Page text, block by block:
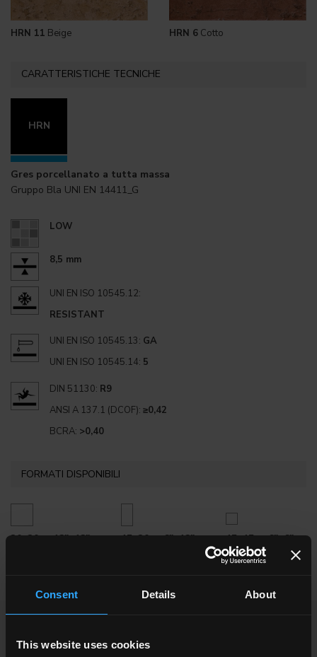
Consent Details About
This website uses cookies
HRN 11 Beige HRN 6 Cotto
CARATTERISTICHE TECNICHE
HRN
Gres porcellanato a tutta massa
Gruppo Bla UNI EN 14411_G
LOW
8,5 mm
UNI EN ISO 10545.12:
RESISTANT
UNI EN ISO 10545.13: GA
UNI EN ISO 10545.14: 5
DIN 51130: R9
ANSI A 137.1 (DCOF): ≥0,42
BCRA: >0,40
FORMATI DISPONIBILI
30x30 . 12"x12" 15x30 . 6"x12" 15x15 . 6"x6"